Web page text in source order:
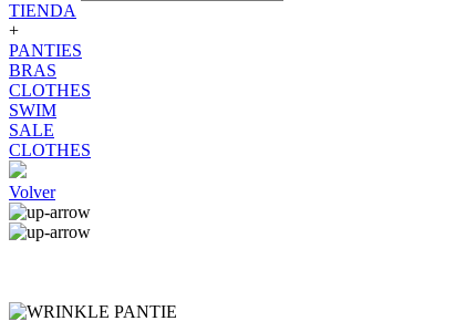
TIENDA
+
PANTIES
BRAS
CLOTHES
SWIM
SALE
CLOTHES
Volver